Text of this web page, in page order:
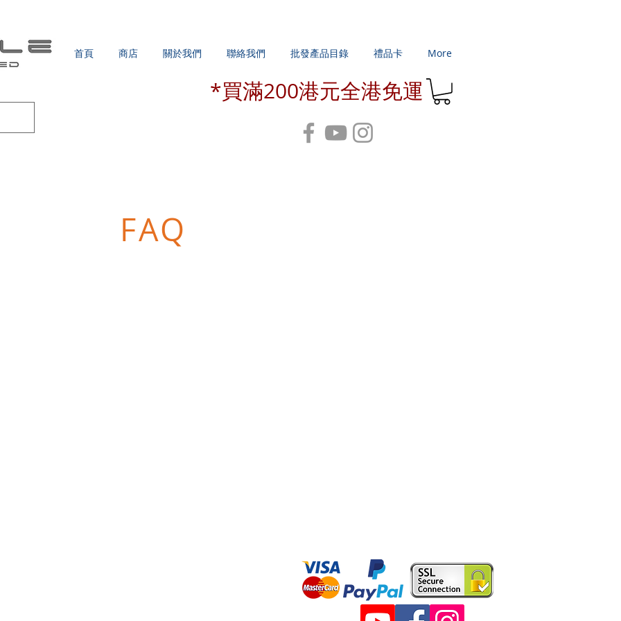
首頁 商店 關於我們 聯絡我們 批發產品目錄 禮品卡 More
*買滿200港元全港免運
FAQ